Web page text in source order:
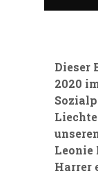
Dieser
2020
Leonie
Harrer